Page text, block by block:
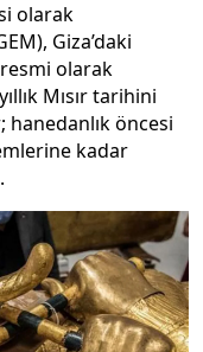
olarak
Giza’daki
olarak
Mısır tarihini
hanedanlık öncesi
kadar